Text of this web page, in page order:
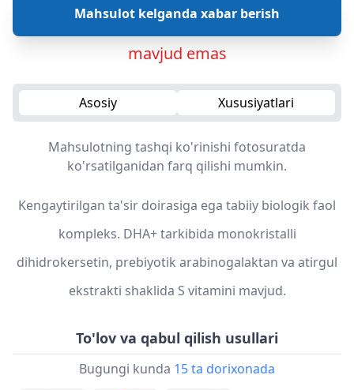
Mahsulot kelganda xabar berish
mavjud emas
Asosiy Xususiyatlari
Mahsulotning tashqi ko'rinishi fotosuratda
ko'rsatilganidan farq qilishi mumkin.
Kengaytirilgan ta'sir doirasiga ega tabiiy biologik faol
kompleks. DHA+ tarkibida monokristalli
dihidrokersetin, prebiyotik arabinogalaktan va atirgul
ekstrakti shaklida S vitamini mavjud.
To'lov va qabul qilish usullari
Bugungi kunda 15 ta dorixonada